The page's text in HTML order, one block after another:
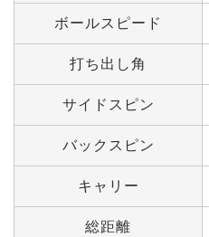
ボールスピード
打ち出し角
サイドスピン
バックスピン
キャリー
総距離